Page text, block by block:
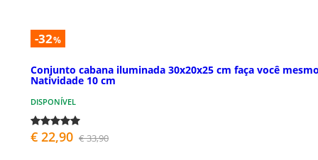
-32%
Conjunto cabana iluminada 30x20x25 cm faça você
Natividade 10 cm
DISPONÍVEL
€ 22,90 € 33,90